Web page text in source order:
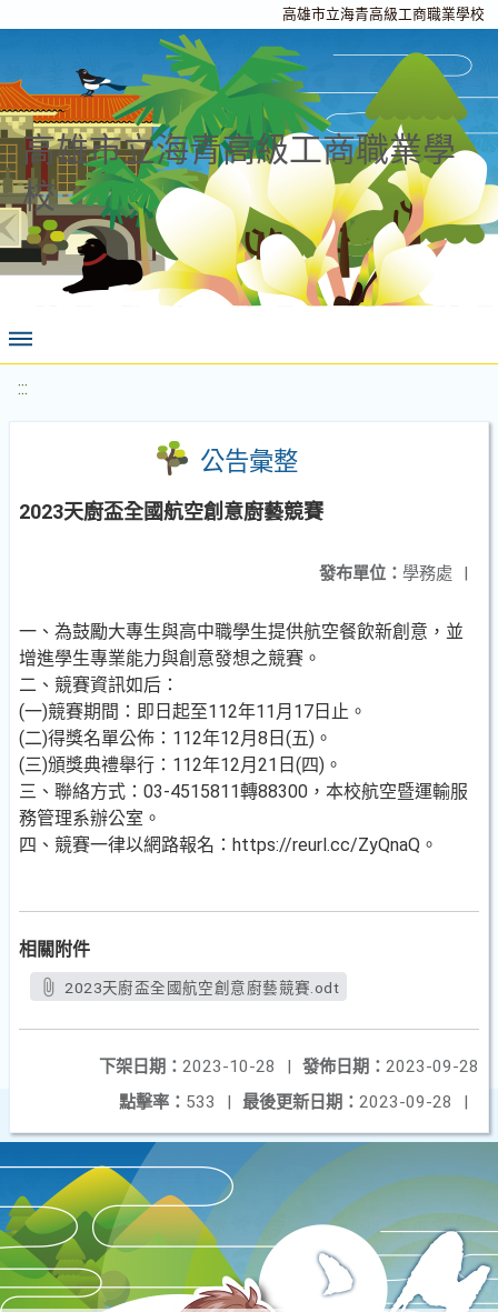
高雄市立海青高級工商職業學校
高雄市立海青高級工商職業學
校
:::
公告彙整
2023天廚盃全國航空創意廚藝競賽
發布單位： 學務處 |
一、為鼓勵大專生與高中職學生提供航空餐飲新創意，並
增進學生專業能力與創意發想之競賽。
二、競賽資訊如后：
(一)競賽期間：即日起至112年11月17日止。
(二)得獎名單公佈：112年12月8日(五)。
(三)頒獎典禮舉行：112年12月21日(四)。
三、聯絡方式：03-4515811轉88300，本校航空暨運輸服
務管理系辦公室。
四、競賽一律以網路報名：https://reurl.cc/ZyQnaQ。
相關附件
2023天廚盃全國航空創意廚藝競賽.odt
發佈日期： 2023-09-28
下架日期： 2023-10-28
|
最後更新日期： 2023-09-28 |
點擊率： 533 |